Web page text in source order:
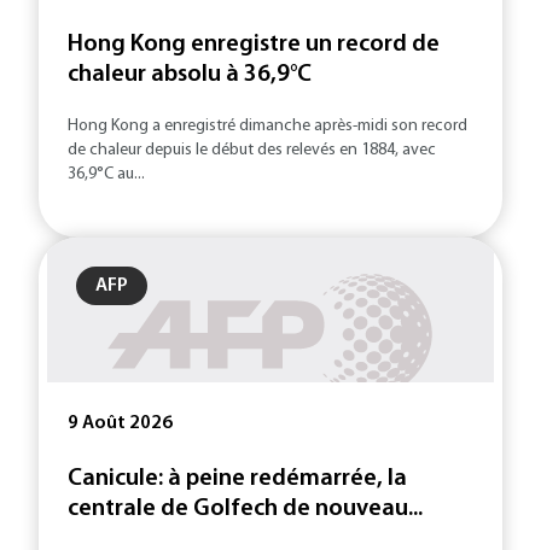
Hong Kong enregistre un record de
chaleur absolu à 36,9°C
Hong Kong a enregistré dimanche après-midi son record
de chaleur depuis le début des relevés en 1884, avec
36,9°C au...
AFP
9 Août 2026
Canicule: à peine redémarrée, la
centrale de Golfech de nouveau...